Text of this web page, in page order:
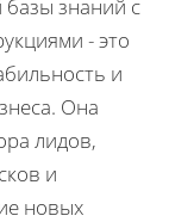
знаний с
- это
и
Она
лидов,
и
новых